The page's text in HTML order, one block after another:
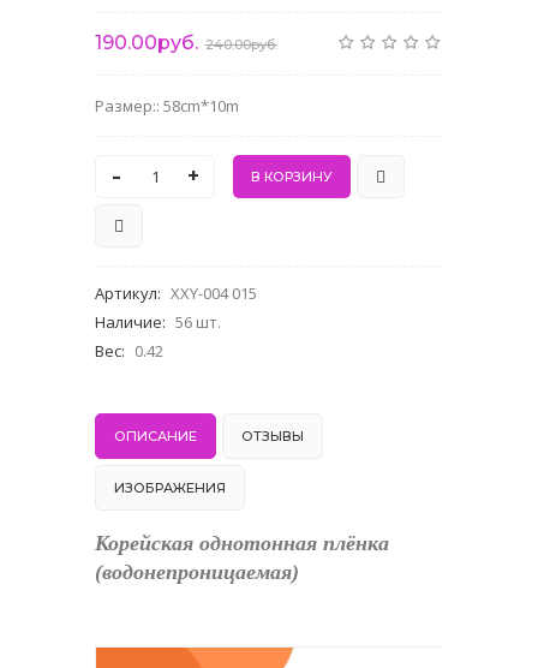
190.00руб. 240.00руб.
Размер:: 58cm*10m
- +
Артикул: XXY-004 015
Наличие: 56 шт.
Вес: 0.42
ОПИСАНИЕ ОТЗЫВЫ
ИЗОБРАЖЕНИЯ
Корейская однотонная плёнка
(водонепроницаемая)